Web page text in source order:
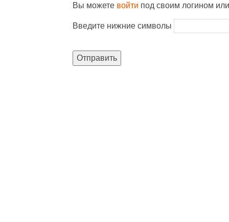
Вы можете войти под своим логином
Введите нижние символы
Отправить